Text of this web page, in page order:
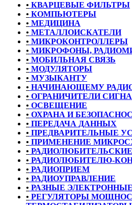
• КВАРЦЕВЫЕ ФИЛЬТРЫ
• КОМПЬЮТЕРЫ
• МЕДИЦИНА
• МЕТАЛЛОИСКАТЕЛИ
• МИКРОКОНТРОЛЛЕРЫ
• МИКРОФОНЫ,
• МОБИЛЬНАЯ СВЯЗЬ
• МОДУЛЯТОРЫ
• МУЗЫКАНТУ
• НАЧИНАЮЩЕМУ
• ОГРАНИЧИТЕЛИ
• ОСВЕЩЕНИЕ
• ОХРАНА И
• ПЕРЕДАЧА ДАННЫХ
• ПРЕДВАРИТЕЛЬНЫЕ
• ПРИМЕНЕНИЕ
•
• РАДИОЛЮБИТЕЛЮ-
• РАДИОПРИЕМ
• РАДИОУПРАВЛЕНИЕ
• РАЗНЫЕ
• РЕГУЛЯТОРЫ